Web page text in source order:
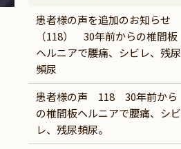
患者様の声を追加のお知らせ
（118） 30年前からの椎間板
ヘルニアで腰痛、シビレ、残尿
頻尿
患者様の声 118 30年前から
の椎間板ヘルニアで腰痛、シビ
レ、残尿頻尿。